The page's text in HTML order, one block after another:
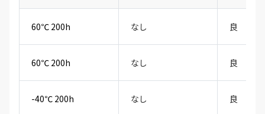
60℃ 200h なし 良
60℃ 200h なし 良
-40℃ 200h なし 良